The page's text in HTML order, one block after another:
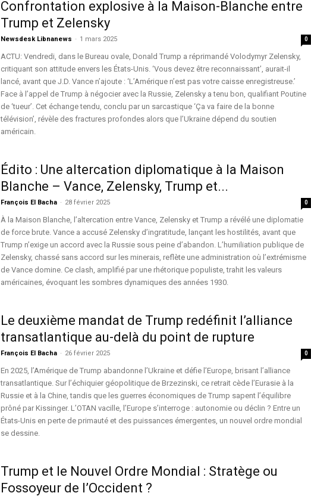
Confrontation explosive à la Maison-Blanche entre
Trump et Zelensky
Newsdesk Libnanews - 1 mars 2025 0
ACTU: Vendredi, dans le Bureau ovale, Donald Trump a réprimandé Volodymyr Zelensky,
critiquant son attitude envers les États-Unis. ‘Vous devez être reconnaissant’, aurait-il
lancé, avant que J.D. Vance n’ajoute : ‘L’Amérique n’est pas votre caisse enregistreuse.’
Face à l’appel de Trump à négocier avec la Russie, Zelensky a tenu bon, qualifiant Poutine
de ‘tueur’. Cet échange tendu, conclu par un sarcastique ‘Ça va faire de la bonne
télévision’, révèle des fractures profondes alors que l’Ukraine dépend du soutien
américain.
Édito : Une altercation diplomatique à la Maison
Blanche – Vance, Zelensky, Trump et...
François El Bacha - 28 février 2025 0
À la Maison Blanche, l’altercation entre Vance, Zelensky et Trump a révélé une diplomatie
de force brute. Vance a accusé Zelensky d’ingratitude, lançant les hostilités, avant que
Trump n’exige un accord avec la Russie sous peine d’abandon. L’humiliation publique de
Zelensky, chassé sans accord sur les minerais, reflète une administration où l’extrémisme
de Vance domine. Ce clash, amplifié par une rhétorique populiste, trahit les valeurs
américaines, évoquant les sombres dynamiques des années 1930.
Le deuxième mandat de Trump redéfinit l’alliance
transatlantique au-delà du point de rupture
François El Bacha - 26 février 2025 0
En 2025, l’Amérique de Trump abandonne l’Ukraine et défie l’Europe, brisant l’alliance
transatlantique. Sur l’échiquier géopolitique de Brzezinski, ce retrait cède l’Eurasie à la
Russie et à la Chine, tandis que les guerres économiques de Trump sapent l’équilibre
prôné par Kissinger. L’OTAN vacille, l’Europe s’interroge : autonomie ou déclin ? Entre un
États-Unis en perte de primauté et des puissances émergentes, un nouvel ordre mondial
se dessine.
Trump et le Nouvel Ordre Mondial : Stratège ou
Fossoyeur de l’Occident ?